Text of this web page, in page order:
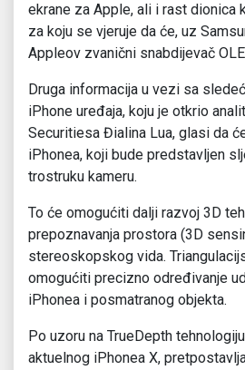
ekrane za Apple, ali i rast dionica
za koju se vjeruje da će, uz
Appleov zvanični snabdijevač
Druga informacija u vezi sa
iPhone uređaja, koju je otkrio
Securitiesa Đialina Lua, glasi da
iPhonea, koji bude predstavljen
trostruku kameru.
To će omogućiti dalji razvoj 3D
prepoznavanja prostora (3D
stereoskopskog vida.
omogućiti precizno određivanje
iPhonea i posmatranog objekta.
Po uzoru na TrueDepth
aktuelnog iPhonea X,